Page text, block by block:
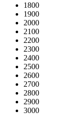
1800
1900
2000
2100
2200
2300
2400
2500
2600
2700
2800
2900
3000